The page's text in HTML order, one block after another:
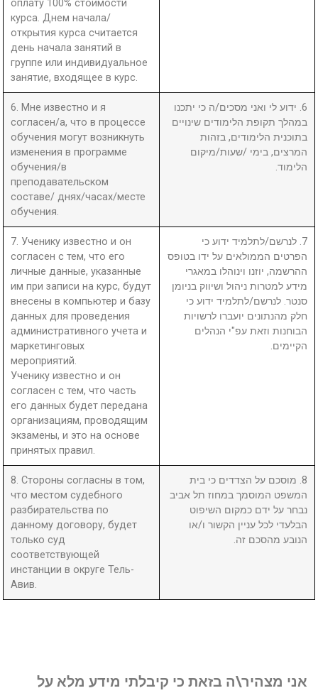
оплату 100% стоимости
курса. Днем начала/
открытия курса считается
день начала занятий в
группе или индивидуальное
занятие, входящее в курс.
6. Мне известно и я
согласен/а, что в процессе
обучения могут возникнуть
изменения в программе
обучения/в
преподавательском
составе/ днях/часах/месте
обучения.
6. ידוע לי ואני מסכים/ה כי יתכנו
במהלך תקופת הלימודים שינויים
בתוכנית הלימודים, בזהות
המרצים, בימי /שעות/מיקום
הלימוד.
7. Ученику известно и он
согласен с тем, что его
личные данные, указанные
им при записи на курс, будут
внесены в компьютер и базу
данных для проведения
административного учета и
маркетинговых
мероприятий.
Ученику известно и он
согласен с тем, что часть
его данных будет передана
организациям, проводящим
экзамены, и это на основе
принятых правил.
7. לנרשם/לתלמיד ידוע כי
הפרטים הממולאים על ידו בטופס
ההרשמה, יוזנו וינוהלו במאגרי
מידע למטרות ניהול ושיווק בניומן
סנטר. לנרשם/לתלמיד ידוע כי
חלק מהנתונים יועברו לרשויות
הבוחנות וזאת עפ"י הנהלים
הקיימים.
8. Стороны согласны в том,
что местом судебного
разбирательства по
данному договору, будет
только суд
соответствующей
инстанции в округе Тель-
Авив.
8. מוסכם על הצדדים כי בית
המשפט המוסמך במחוז תל אביב
נבחר על ידם כמקום השיפוט
הבלעדי לכל עניין הקשור ו/או
הנובע מהסכם זה.
אני מצהיר\ה בזאת כי קיבלתי מידע מלא על